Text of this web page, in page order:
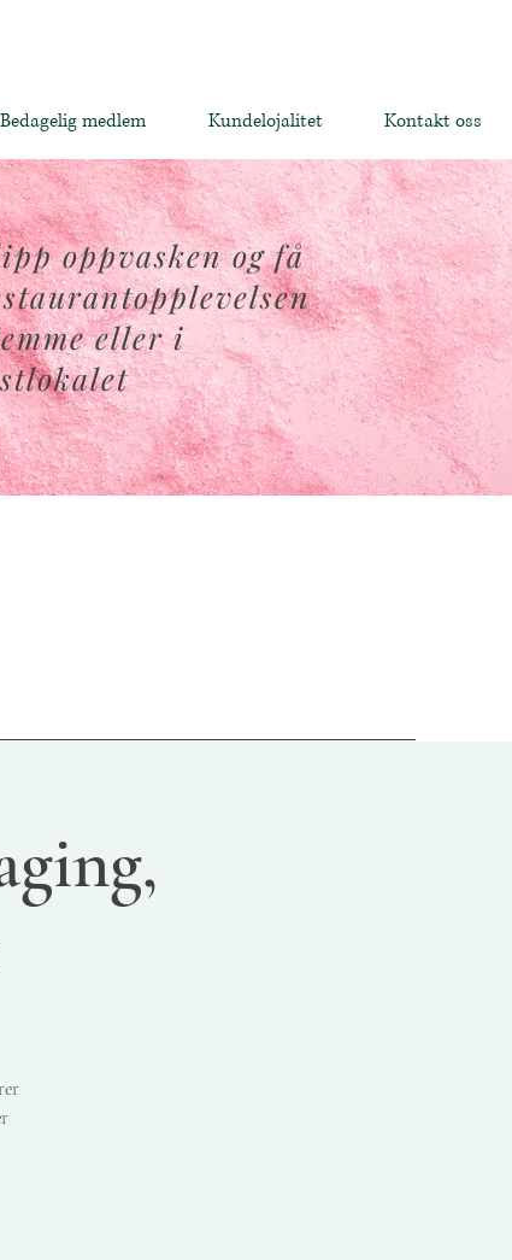
medlem Kundelojalitet Kontakt oss
oppvasken og få
eller i